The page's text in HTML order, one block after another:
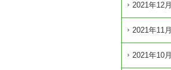
2021年12月
2021年11月
2021年10月